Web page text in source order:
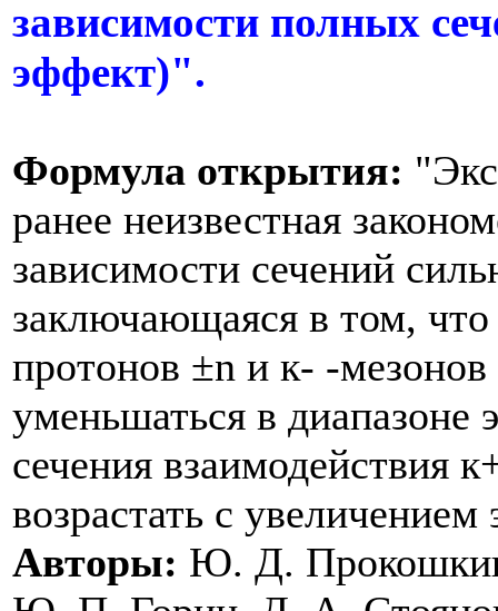
зависимости полных
эффект)".
Формула открытия:
ранее неизвестная
зависимости сечений
заключающаяся в том,
протонов ±n и к- -
уменьшаться в диапазоне
сечения взаимодействия
возрастать с увеличением
Авторы: Ю. Д.